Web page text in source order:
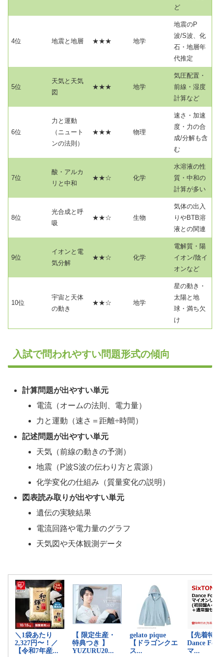
ど
4位 地震と地層 ★★★ 地学
地震のP
波/S波、化
石・地層年
代推定
5位
天気と天気
図
★★★ 地学
気圧配置・
前線・湿度
計算など
6位
力と運動
（ニュート
ンの法則）
★★★ 物理
速さ・加速
度・力の合
成/分解も含
む
7位
酸・アルカ
リと中和
★★☆ 化学
水溶液の性
質・中和の
計算が多い
8位
光合成と呼
吸
★★☆ 生物
気体の出入
りやBTB溶
液との関連
9位
イオンと電
気分解
★★☆ 化学
電解質・陽
イオン/陰イ
オンなど
10位
宇宙と天体
の動き
★★☆ 地学
星の動き・
太陽と地
球・満ち欠
け
入試で問われやすい問題形式の傾向
計算問題が出やすい単元
電流（オームの法則、電力量）
力と運動（速さ＝距離÷時間）
記述問題が出やすい単元
天気（前線の動きの予測）
地震（P波S波の伝わり方と震源）
化学変化の仕組み（質量変化の説明）
図表読み取りが出やすい単元
遺伝の実験結果
電流回路や電力量のグラフ
天気図や天体観測データ